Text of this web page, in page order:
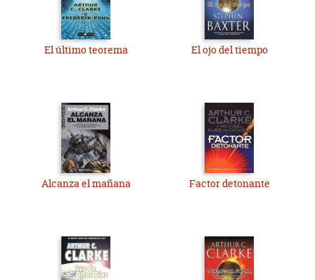
El último teorema El ojo del tiempo
Alcanza el mañana Factor detonante